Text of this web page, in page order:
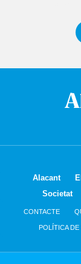
Alacant
Societat
CONTACTE
POLÍTICA